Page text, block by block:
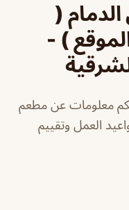
(
) -
معلومات عن مطعم
العمل وتقييم